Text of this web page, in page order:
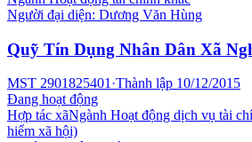
Người đại diện: Dương Văn Hùng
Quỹ Tín Dụng Nhân Dân Xã
MST 2901825401 ·Thành lập 10/12/2015
Đang hoạt động
Hợp tác xãNgành Hoạt động dịch vụ tài
hiểm xã hội)